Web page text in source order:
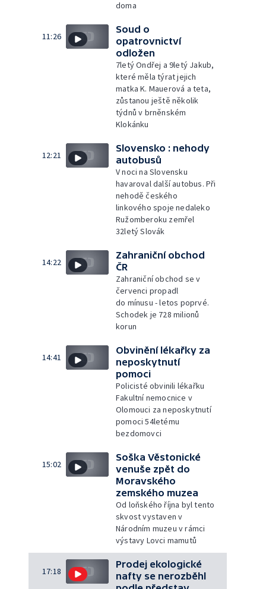
doma
11:26
Soud o
opatrovnictví
odložen
7letý Ondřej a 9letý Jakub,
které měla týrat jejich
matka K. Mauerová a teta,
zůstanou ještě několik
týdnů v brněnském
Klokánku
12:21
Slovensko : nehody
autobusů
V noci na Slovensku
havaroval další autobus. Při
nehodě českého
linkového spoje nedaleko
Ružomberoku zemřel
32letý Slovák
14:22
Zahraniční obchod
ČR
Zahraniční obchod se v
červenci propadl
do mínusu - letos poprvé.
Schodek je 728 milionů
korun
14:41
Obvinění lékařky za
neposkytnutí
pomoci
Policisté obvinili lékařku
Fakultní nemocnice v
Olomouci za neposkytnutí
pomoci 54letému
bezdomovci
15:02
Soška Věstonické
venuše zpět do
Moravského
zemského muzea
Od loňského října byl tento
skvost vystaven v
Národním muzeu v rámci
výstavy Lovci mamutů
17:18
Prodej ekologické
nafty se nerozběhl